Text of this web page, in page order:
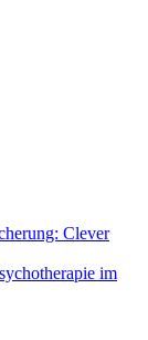
Clever
im